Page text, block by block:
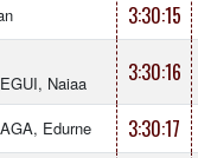
3:30:15
Naiaa
3:30:16
Edurne 3:30:17